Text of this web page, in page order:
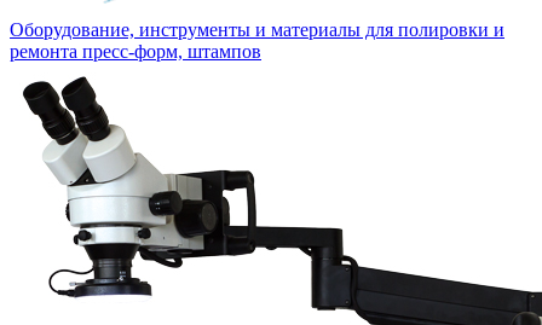
Оборудование, инструменты и материалы для полировки и
ремонта пресс-форм, штампов